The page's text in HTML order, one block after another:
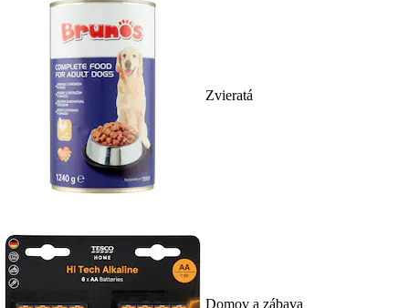
Zvieratá
Domov a zábava